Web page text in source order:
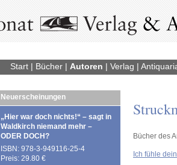
Start| Bücher| Autoren | Verlag |
Neuerscheinungen
„Hier war doch nichts!“ – sagt in
Waldkirch niemand mehr –
ODER DOCH?
ISBN: 978-3-949116-25-4
Preis: 29.80 €
Bücher des
Ich fühle